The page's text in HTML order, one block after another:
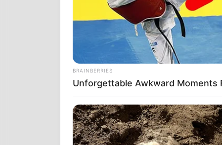
Ο ΚΟΣΜΟΣ
ΕΙΝΑΙ Ο
ΣΤΡΑΤΗΓΟΣ
ΓΙΑ
ΤΟΤΕ ΠΟΥ
BRAINBERRIES
Unforgettable Awkward Moments